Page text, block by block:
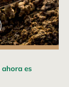
es